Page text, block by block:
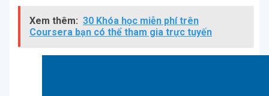
Xem thêm: 30 Khóa học miễn phí trên
Coursera bạn có thể tham gia trực tuyến